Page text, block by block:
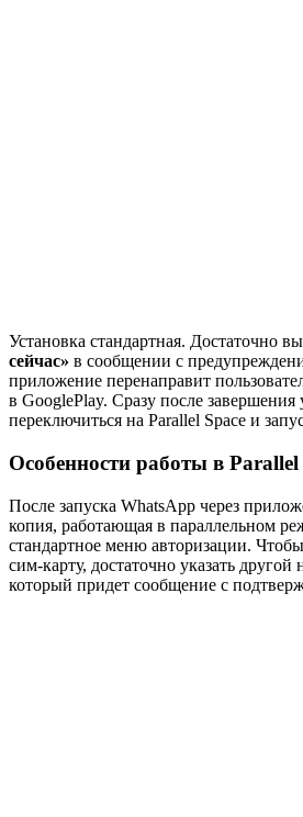
Установка стандартная. Достаточно
сейчас» в сообщении с
приложение перенаправит
в GooglePlay. Сразу после
переключиться на Parallel Space и
Особенности работы в Parallel
После запуска WhatsApp через
копия, работающая в параллельном
стандартное меню авторизации.
сим-карту, достаточно указать другой
который придет сообщение с